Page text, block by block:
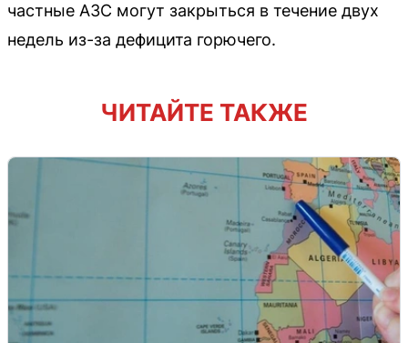
частные АЗС могут закрыться в течение двух
недель из-за дефицита горючего.
ЧИТАЙТЕ ТАКЖЕ